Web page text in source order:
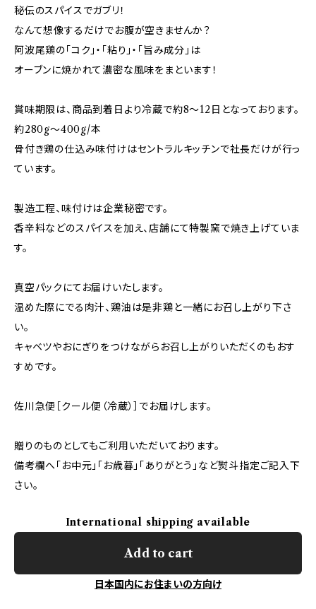
秘伝のスパイスでガブリ！
なんて想像するだけでお腹が空きませんか？
阿波尾鶏の「コク」・｢粘り」・「旨み成分」は
オーブンに焼かれて濃密な風味をまといます！
賞味期限は、商品到着日より冷蔵で約8～12日となっております。
約280g～400g/本
骨付き鶏の仕込み味付けはセントラルキッチンで社長だけが行っ
ています。
製造工程、味付けは企業秘密です。
香辛料などのスパイスを加え、店舗にて特製窯で焼き上げていま
す。
真空パックにてお届けいたします。
温めた際にでる肉汁、鶏油は是非鶏と一緒にお召し上がり下さ
い。
キャベツやおにぎりをつけながらお召し上がりいただくのもおす
すめです。
佐川急便［クール便（冷蔵）］でお届けします。
贈りのものとしてもご利用いただいております。
備考欄へ「お中元」「お歳暮」「ありがとう」など熨斗指定ご記入下
さい。
International shipping available
Add to cart
日本国内にお住まいの方向け